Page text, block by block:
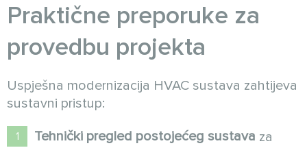
Praktične preporuke za
provedbu projekta
Uspješna modernizacija HVAC sustava zahtijeva
sustavni pristup:
Tehnički pregled postojećeg sustava za